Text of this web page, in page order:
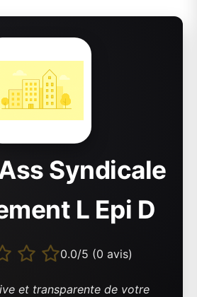
Syndicale
L Epi D
0.0/5 (0 avis)
et transparente de votre